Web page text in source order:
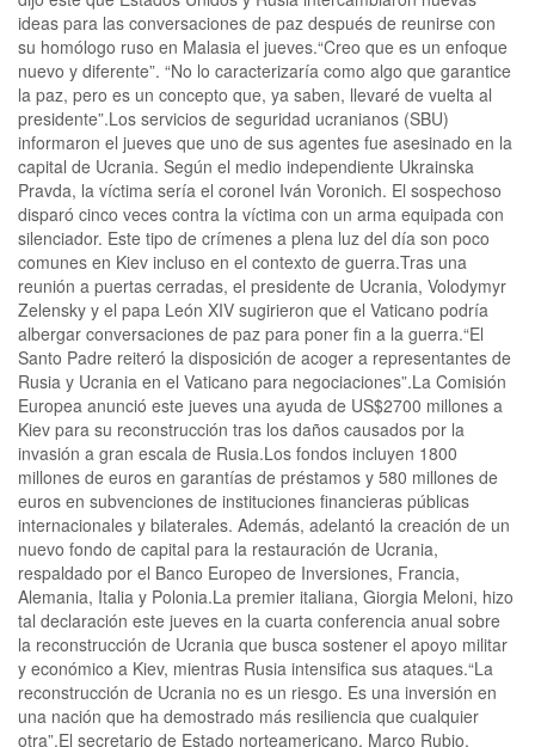
ideas para las conversaciones de paz después de reunirse con
su homólogo ruso en Malasia el jueves.“Creo que es un enfoque
nuevo y diferente”. “No lo caracterizaría como algo que garantice
la paz, pero es un concepto que, ya saben, llevaré de vuelta al
presidente”.Los servicios de seguridad ucranianos (SBU)
informaron el jueves que uno de sus agentes fue asesinado en la
capital de Ucrania. Según el medio independiente Ukrainska
Pravda, la víctima sería el coronel Iván Voronich. El sospechoso
disparó cinco veces contra la víctima con un arma equipada con
silenciador. Este tipo de crímenes a plena luz del día son poco
comunes en Kiev incluso en el contexto de guerra.Tras una
reunión a puertas cerradas, el presidente de Ucrania, Volodymyr
Zelensky y el papa León XIV sugirieron que el Vaticano podría
albergar conversaciones de paz para poner fin a la guerra.“El
Santo Padre reiteró la disposición de acoger a representantes de
Rusia y Ucrania en el Vaticano para negociaciones”.La Comisión
Europea anunció este jueves una ayuda de US$2700 millones a
Kiev para su reconstrucción tras los daños causados por la
invasión a gran escala de Rusia.Los fondos incluyen 1800
millones de euros en garantías de préstamos y 580 millones de
euros en subvenciones de instituciones financieras públicas
internacionales y bilaterales. Además, adelantó la creación de un
nuevo fondo de capital para la restauración de Ucrania,
respaldado por el Banco Europeo de Inversiones, Francia,
Alemania, Italia y Polonia.La premier italiana, Giorgia Meloni, hizo
tal declaración este jueves en la cuarta conferencia anual sobre
la reconstrucción de Ucrania que busca sostener el apoyo militar
y económico a Kiev, mientras Rusia intensifica sus ataques.“La
reconstrucción de Ucrania no es un riesgo. Es una inversión en
una nación que ha demostrado más resiliencia que cualquier
otra”.El secretario de Estado norteamericano, Marco Rubio,